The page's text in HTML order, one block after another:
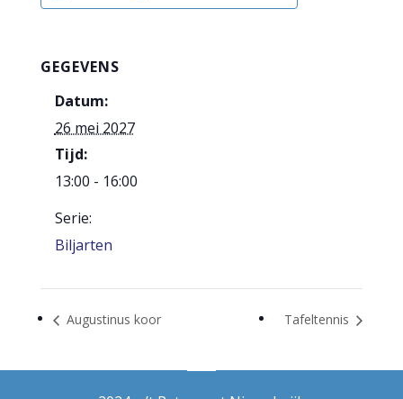
GEGEVENS
Datum:
26 mei 2027
Tijd:
13:00 - 16:00
Serie:
Biljarten
Augustinus koor Tafeltennis